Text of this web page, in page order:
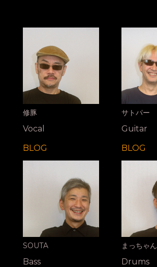
修豚
Vocal
BLOG
サトパー
Guitar
BLOG
SOUTA
Bass
まっちゃん
Drums